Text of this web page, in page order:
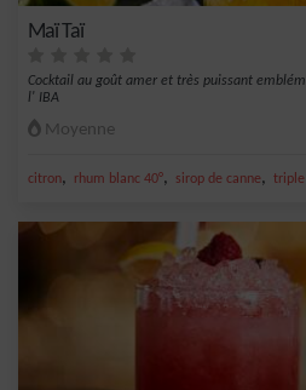
Maï Taï
Cocktail au goût amer et très puissant
l' IBA
Moyenne
citron, rhum blanc 40°, sirop de canne, triple